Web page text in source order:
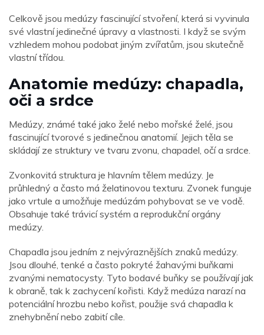
Celkově jsou medúzy fascinující stvoření, která si vyvinula
své vlastní jedinečné úpravy a vlastnosti. I když se svým
vzhledem mohou podobat jiným zvířatům, jsou skutečně
vlastní třídou.
Anatomie medúzy: chapadla,
oči a srdce
Medúzy, známé také jako želé nebo mořské želé, jsou
fascinující tvorové s jedinečnou anatomií. Jejich těla se
skládají ze struktury ve tvaru zvonu, chapadel, očí a srdce.
Zvonkovitá struktura je hlavním tělem medúzy. Je
průhledný a často má želatinovou texturu. Zvonek funguje
jako vrtule a umožňuje medúzám pohybovat se ve vodě.
Obsahuje také trávicí systém a reprodukční orgány
medúzy.
Chapadla jsou jedním z nejvýraznějších znaků medúzy.
Jsou dlouhé, tenké a často pokryté žahavými buňkami
zvanými nematocysty. Tyto bodavé buňky se používají jak
k obraně, tak k zachycení kořisti. Když medúza narazí na
potenciální hrozbu nebo kořist, použije svá chapadla k
znehybnění nebo zabití cíle.